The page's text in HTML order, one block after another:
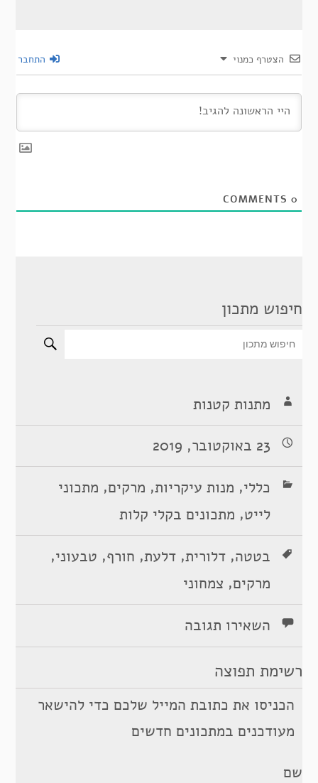
הצטרף כמנוי התחבר
0
חיפוש מתכון
מתנות קטנות
23 באוקטובר, 2019
כללי, מנות עיקריות, מרקים, מתכוני
לייט, מתכונים בקלי קלות
בטטה,דלורית,דלעת, חורף, טבעוני,
מרקים, צמחוני
השאירו תגובה
רשימת תפוצה
הכניסו את כתובת המייל שלכם כדי להישאר
מעודכנים במתכונים חדשים
שם